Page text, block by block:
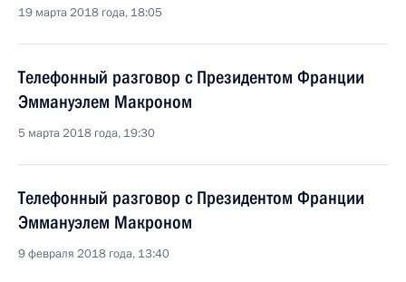
19 марта 2018 года, 18:05
Телефонный разговор с Президентом Франции
Эммануэлем Макроном
5 марта 2018 года, 19:30
Телефонный разговор с Президентом Франции
Эммануэлем Макроном
9 февраля 2018 года, 13:40